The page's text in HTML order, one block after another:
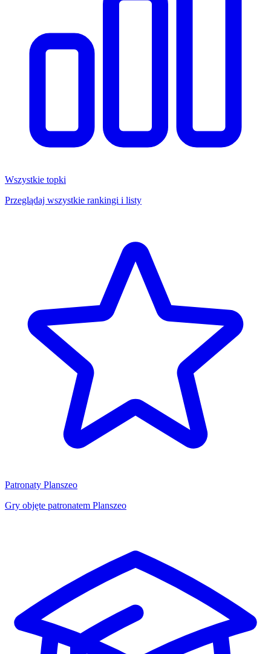
Wszystkie topki
Przeglądaj wszystkie rankingi i listy
Patronaty Planszeo
Gry objęte patronatem Planszeo